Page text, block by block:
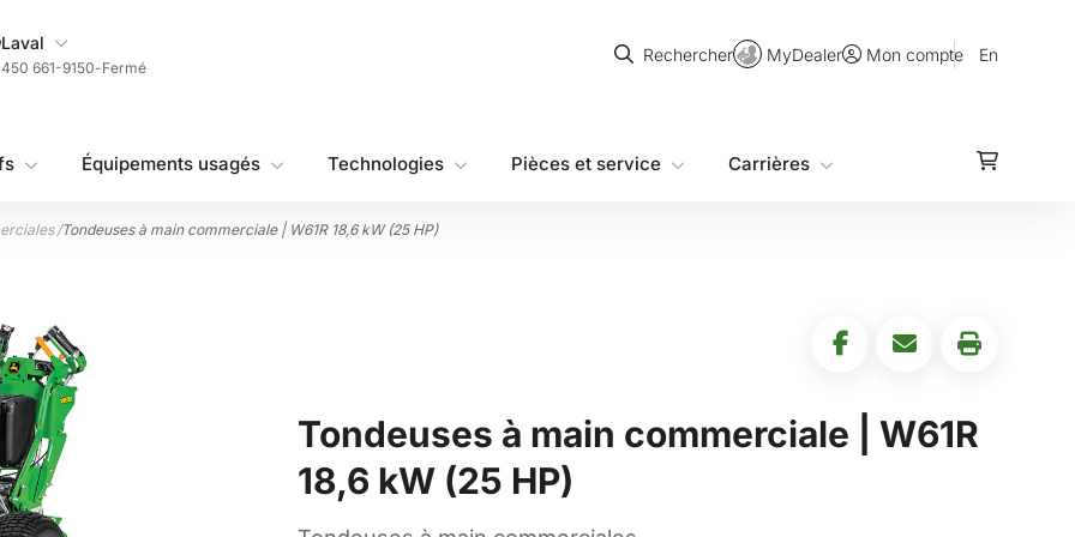
Ma succursale
Laval
450 661-9150-Fermé
Rechercher
Rechercher MyDealer Mon compte En
Équipements usagés Technologies Pièces et service Carrières
/Tondeuses à main commerciale | W61R 18,6 kW (25 HP)
Tondeuses à main commerciale | W61R
18,6 kW (25 HP)